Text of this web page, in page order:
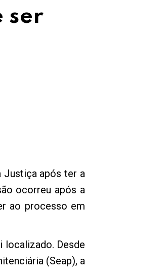
ser
Justiça após ter a
ocorreu após a
ao processo em
localizado. Desde
(Seap), a